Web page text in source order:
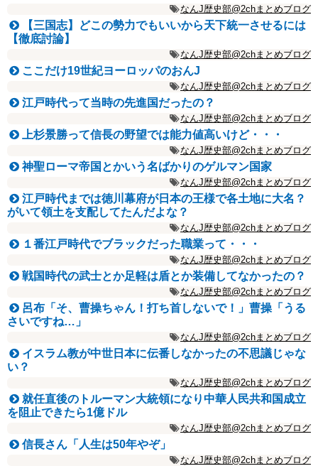
なんJ歴史部@2chまとめブログ
【三国志】どこの勢力でもいいから天下統一させるには
【徹底討論】
なんJ歴史部@2chまとめブログ
ここだけ19世紀ヨーロッパのおんJ
なんJ歴史部@2chまとめブログ
江戸時代って当時の先進国だったの？
なんJ歴史部@2chまとめブログ
上杉景勝って信長の野望では能力値高いけど・・・
なんJ歴史部@2chまとめブログ
神聖ローマ帝国とかいう名ばかりのゲルマン国家
なんJ歴史部@2chまとめブログ
江戸時代までは徳川幕府が日本の王様で各土地に大名？
がいて領土を支配してたんだよな？
なんJ歴史部@2chまとめブログ
１番江戸時代でブラックだった職業って・・・
なんJ歴史部@2chまとめブログ
戦国時代の武士とか足軽は盾とか装備してなかったの？
なんJ歴史部@2chまとめブログ
呂布「そ、曹操ちゃん！打ち首しないで！」曹操「うる
さいですね…」
なんJ歴史部@2chまとめブログ
イスラム教が中世日本に伝番しなかったの不思議じゃな
い？
なんJ歴史部@2chまとめブログ
就任直後のトルーマン大統領になり中華人民共和国成立
を阻止できたら1億ドル
なんJ歴史部@2chまとめブログ
信長さん「人生は50年やぞ」
なんJ歴史部@2chまとめブログ